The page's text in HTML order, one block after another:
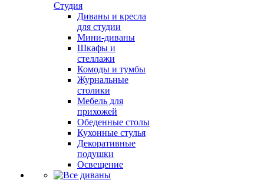
Студия
Диваны и кресла
для студии
Мини-диваны
Шкафы и
стеллажи
Комоды и тумбы
Журнальные
столики
Мебель для
прихожей
Обеденные столы
Кухонные стулья
Декоративные
подушки
Освещение